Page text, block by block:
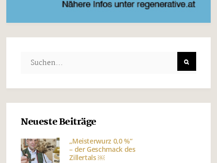
Neueste Beiträge
„Meisterwurz 0,0 %“
– der Geschmack des
Zillertals ￼